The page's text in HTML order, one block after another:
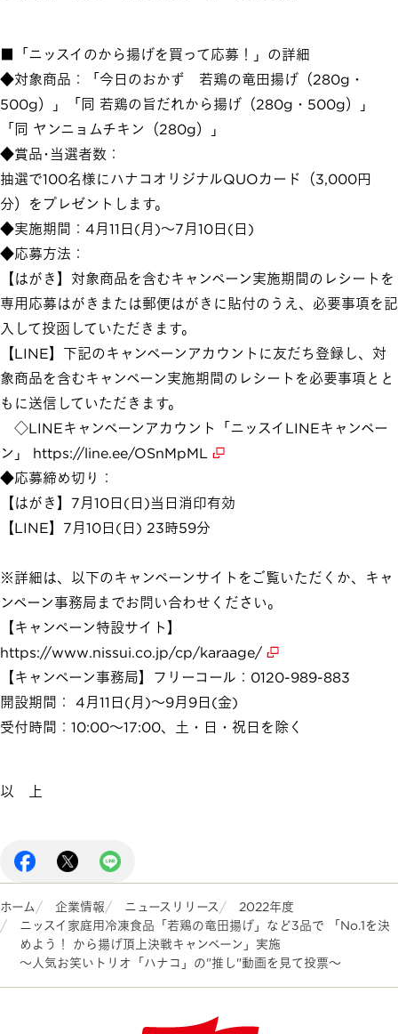
■「ニッスイのから揚げを買って応募！」の詳細
◆対象商品：「今日のおかず 若鶏の竜田揚げ（280g・
500g）」「同 若鶏の旨だれから揚げ（280g・500g）」
「同 ヤンニョムチキン（280g）」
◆賞品･当選者数：
抽選で100名様にハナコオリジナルQUOカード（3,000円
分）をプレゼントします。
◆実施期間：4月11日(月)～7月10日(日)
◆応募方法：
【はがき】対象商品を含むキャンペーン実施期間のレシートを
専用応募はがきまたは郵便はがきに貼付のうえ、必要事項を記
入して投函していただきます。
【LINE】下記のキャンペーンアカウントに友だち登録し、対
象商品を含むキャンペーン実施期間のレシートを必要事項とと
もに送信していただきます。
◇LINEキャンペーンアカウント「ニッスイLINEキャンペー
ン」 https://line.ee/OSnMpML
◆応募締め切り：
【はがき】7月10日(日)当日消印有効
【LINE】7月10日(日) 23時59分
※詳細は、以下のキャンペーンサイトをご覧いただくか、キャ
ンペーン事務局までお問い合わせください。
【キャンペーン特設サイト】
https://www.nissui.co.jp/cp/karaage/
【キャンペーン事務局】フリーコール：0120-989-883
開設期間： 4月11日(月)～9月9日(金)
受付時間：10:00～17:00、土・日・祝日を除く
以 上
ホーム 企業情報 ニュースリリース
2022年度
ニッスイ家庭用冷凍食品「若鶏の竜田揚げ」など3品で 「No.1を決
めよう！ から揚げ頂上決戦キャンペーン」実施
～人気お笑いトリオ「ハナコ」の"推し"動画を見て投票～